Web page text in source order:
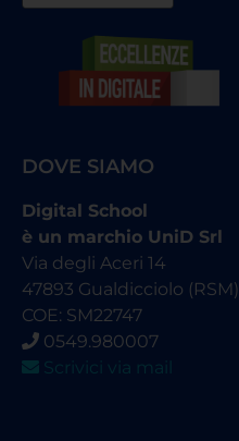
DOVE SIAMO
Digital School
è un marchio UniD Srl
Via degli Aceri 14
47893 Gualdicciolo (RSM)
COE: SM22747
0549.980007
Scrivici via mail